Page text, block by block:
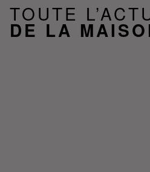
TOUTE
DE LA